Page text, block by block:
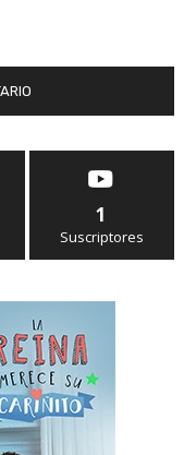
1
Suscriptores